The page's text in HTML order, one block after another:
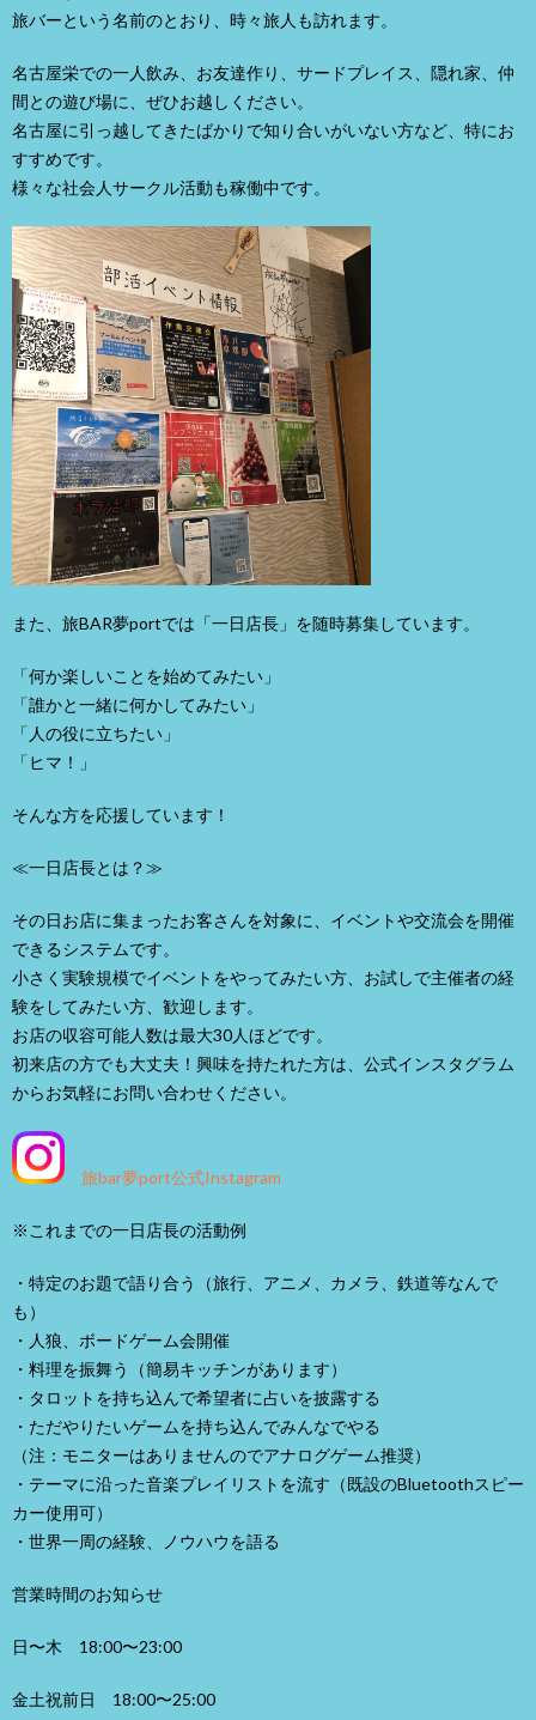
旅バーという名前のとおり、時々旅人も訪れます。
名古屋栄での一人飲み、お友達作り、サードプレイス、隠れ家、仲
間との遊び場に、ぜひお越しください。
名古屋に引っ越してきたばかりで知り合いがいない方など、特にお
すすめです。
様々な社会人サークル活動も稼働中です。
また、旅BAR夢portでは「一日店長」を随時募集しています。
「何か楽しいことを始めてみたい」
「誰かと一緒に何かしてみたい」
「人の役に立ちたい」
「ヒマ！」
そんな方を応援しています！
≪一日店長とは？≫
その日お店に集まったお客さんを対象に、イベントや交流会を開催
できるシステムです。
小さく実験規模でイベントをやってみたい方、お試しで主催者の経
験をしてみたい方、歓迎します。
お店の収容可能人数は最大30人ほどです。
初来店の方でも大丈夫！興味を持たれた方は、公式インスタグラム
からお気軽にお問い合わせください。
旅bar夢port公式Instagram
※これまでの一日店長の活動例
・特定のお題で語り合う（旅行、アニメ、カメラ、鉄道等なんで
も）
・人狼、ボードゲーム会開催
・料理を振舞う（簡易キッチンがあります）
・タロットを持ち込んで希望者に占いを披露する
・ただやりたいゲームを持ち込んでみんなでやる
（注：モニターはありませんのでアナログゲーム推奨）
・テーマに沿った音楽プレイリストを流す（既設のBluetoothスピー
カー使用可）
・世界一周の経験、ノウハウを語る
営業時間のお知らせ
日〜木 18:00〜23:00
金土祝前日 18:00〜25:00